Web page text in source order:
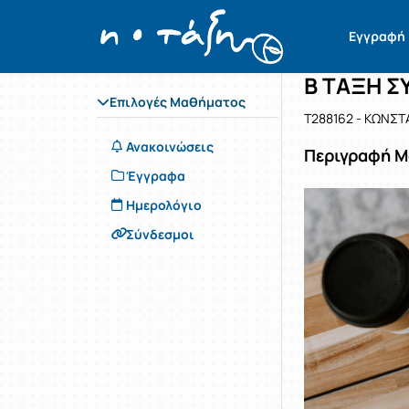
Εγγραφή
Επιλογές Μαθήματος
Ανακοινώσεις
Έγγραφα
Ημερολόγιο
Σύνδεσμοι
Αρχική Σελίδα
Μάθημα :
Κωδικός :
Β ΤΑΞΗ
T288162 -
Περιγραφή